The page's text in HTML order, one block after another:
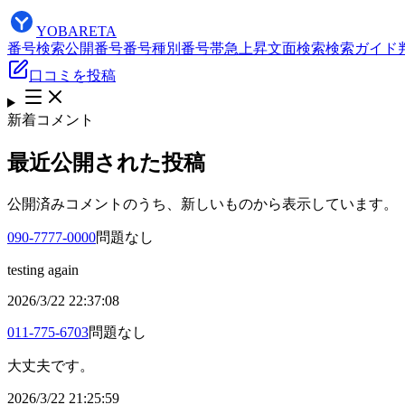
YOBARETA
番号検索公開番号番号種別 番号帯急上昇文面検索検索ガイド
口コミを投稿
新着コメント
最近公開された投稿
公開済みコメントのうち、新しいものから表示しています。
090-7777-0000問題なし
testing again
2026/3/22 22:37:08
011-775-6703問題なし
大丈夫です。
2026/3/22 21:25:59